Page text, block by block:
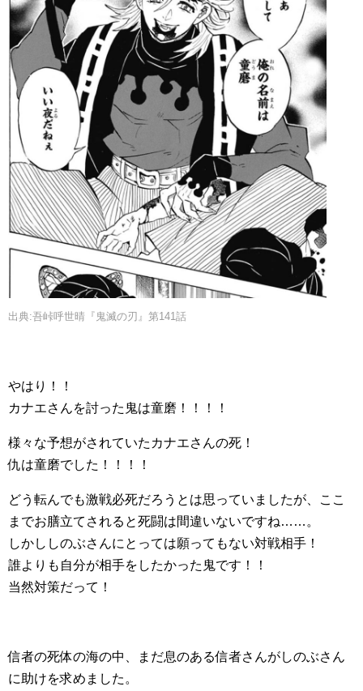
出典:吾峠呼世晴『鬼滅の刃』第141話
やはり！！
カナエさんを討った鬼は童磨！！！！
様々な予想がされていたカナエさんの死！
仇は童磨でした！！！！
どう転んでも激戦必死だろうとは思っていましたが、ここ
までお膳立てされると死闘は間違いないですね……。
しかししのぶさんにとっては願ってもない対戦相手！
誰よりも自分が相手をしたかった鬼です！！
当然対策だって！
信者の死体の海の中、まだ息のある信者さんがしのぶさん
に助けを求めました。